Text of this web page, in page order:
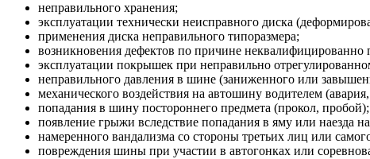
неправильного хранения;
эксплуатации технически неисправного диска
применения диска неправильного типоразмера;
возникновения дефектов по причине
эксплуатации покрышек при неправильно
неправильного давления в шине (заниженного или
механического воздействия на автошину водителем
попадания в шину постороннего предмета (прокол, пробой);
появление грыжи вследствие попадания в яму или наезда
намеренного вандализма со стороны третьих лиц или
повреждения шины при участии в автогонках или